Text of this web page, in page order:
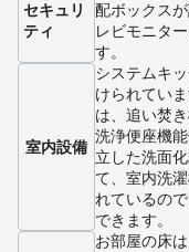
セキュリ
ティ
配ボックス
レビモニタ
す。
室内設備
システムキ
けられてい
は、追い焚
洗浄便座機
立した洗面
て、室内洗
れているの
できます。
お部屋の床